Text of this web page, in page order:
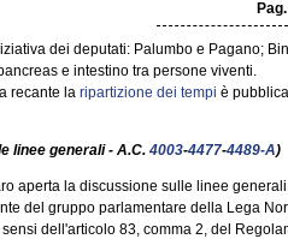
dei deputati: Palumbo e Pagano;
e intestino tra persone viventi.
recante la ripartizione dei tempi è
linee generali - A.C. 4003-4477-4489-A)
aperta la discussione sulle linee
del gruppo parlamentare della Lega
dell'articolo 83, comma 2, del